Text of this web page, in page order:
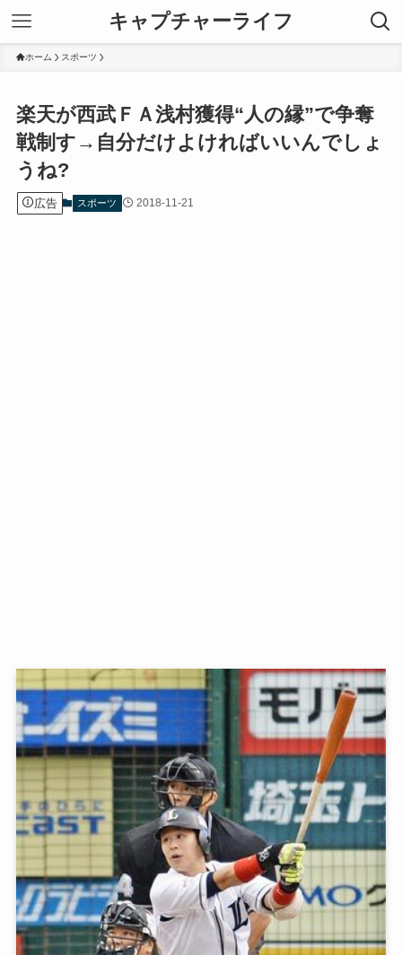
キャプチャーライフ
ホーム スポーツ
楽天が西武ＦＡ浅村獲得“人の縁”で争奪
戦制す→自分だけよければいいんでしょ
うね?
広告 スポーツ 2018-11-21